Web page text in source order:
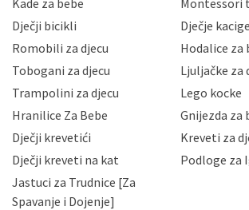
neovlaštenog pristupa, zlouporabe,
gubitka ili uništenja. Mae.hr štiti
korisnika i posjetitelja web stranica,
Vaših osobnih podataka te omogućava
priopćavanje osobnih podataka samo
zaposlenicima kojima su isti potrebni
slučajevima koji su dozvoljeni zakonima.
da možete u svako doba, u potpunosti
zatražiti prestanak aktivnosti obrade
podataka. Opoziv privole možete
gore navedenu adresu ili e-mailom na
Kade za bebe
Montessori
Dječji bicikli
Dječje
Romobili za djecu
Hodalice za
Tobogani za djecu
Ljuljačke za
Trampolini za djecu
Lego kocke
Hranilice Za Bebe
Gnijezda za
Dječji krevetići
Kreveti za
Dječji kreveti na kat
Podloge za
Jastuci za Trudnice [Za
Spavanje i Dojenje]